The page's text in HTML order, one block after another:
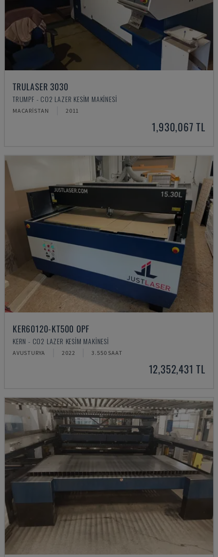
TRULASER 3030
TRUMPF - CO2 LAZER KESIM MAKINESI
MACARISTAN 2011
1,930,067 TL
KER60120-KT500 OPF
KERN - CO2 LAZER KESIM MAKINESI
AVUSTURYA 2022 3.550 SAAT
12,352,431 TL